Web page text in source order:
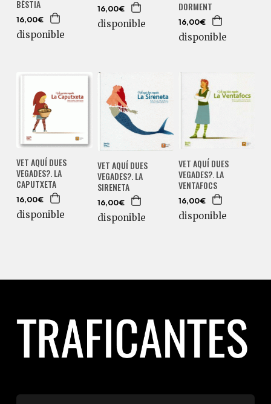
BÈSTIA
16,00€
disponible
16,00€
disponible
DORMENT
16,00€
disponible
VET AQUÍ DUES
VEGADES?. LA
CAPUTXETA
16,00€
disponible
VET AQUÍ DUES
VEGADES?. LA
SIRENETA
16,00€
disponible
VET AQUÍ DUES
VEGADES?. LA
VENTAFOCS
16,00€
disponible